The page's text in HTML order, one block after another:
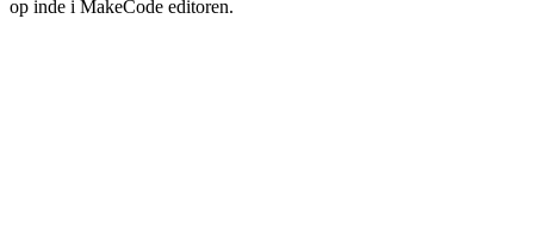
op inde i MakeCode editoren.